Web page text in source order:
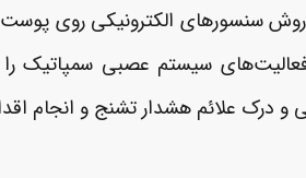
سنسورهای الکترونیکی روی پوست
سیستم عصبی سمپاتیک
و درک علائم هشدار تشنج و انجام